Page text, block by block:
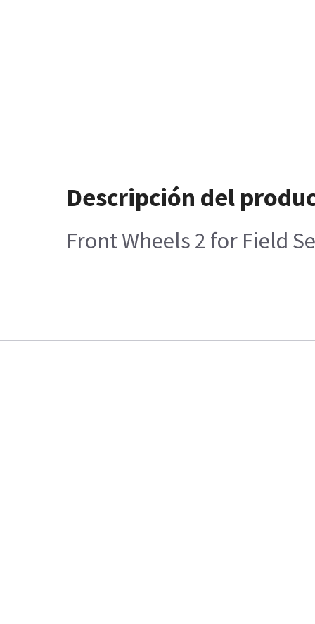
Descripción del
Front Wheels 2 for Field